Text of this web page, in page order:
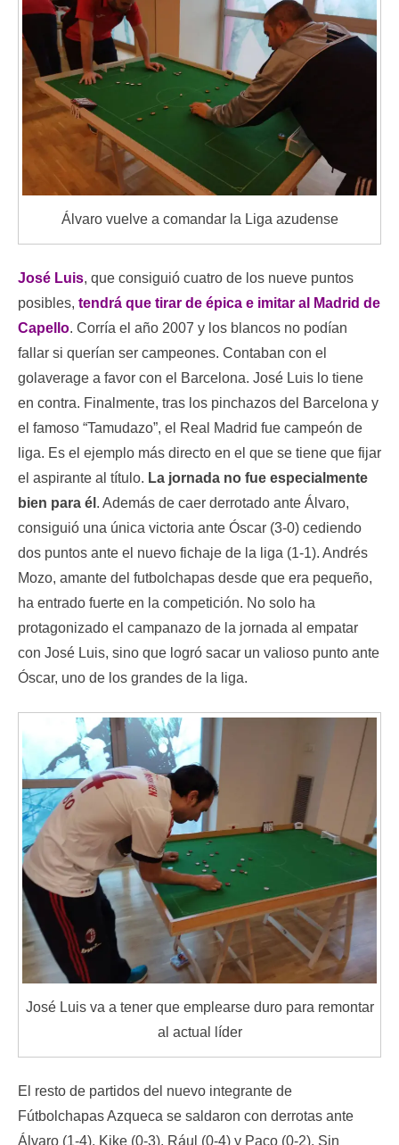
Álvaro vuelve a comandar la Liga azudense
José Luis, que consiguió cuatro de los nueve puntos
posibles, tendrá que tirar de épica e imitar al Madrid de
Capello. Corría el año 2007 y los blancos no podían
fallar si querían ser campeones. Contaban con el
golaverage a favor con el Barcelona. José Luis lo tiene
en contra. Finalmente, tras los pinchazos del Barcelona y
el famoso “Tamudazo”, el Real Madrid fue campeón de
liga. Es el ejemplo más directo en el que se tiene que fijar
el aspirante al título. La jornada no fue especialmente
bien para él . Además de caer derrotado ante Álvaro,
consiguió una única victoria ante Óscar (3-0) cediendo
dos puntos ante el nuevo fichaje de la liga (1-1). Andrés
Mozo, amante del futbolchapas desde que era pequeño,
ha entrado fuerte en la competición. No solo ha
protagonizado el campanazo de la jornada al empatar
con José Luis, sino que logró sacar un valioso punto ante
Óscar, uno de los grandes de la liga.
José Luis va a tener que emplearse duro para remontar
al actual líder
El resto de partidos del nuevo integrante de
Fútbolchapas Azqueca se saldaron con derrotas ante
Álvaro (1-4), Kike (0-3), Rául (0-4) y Paco (0-2). Sin